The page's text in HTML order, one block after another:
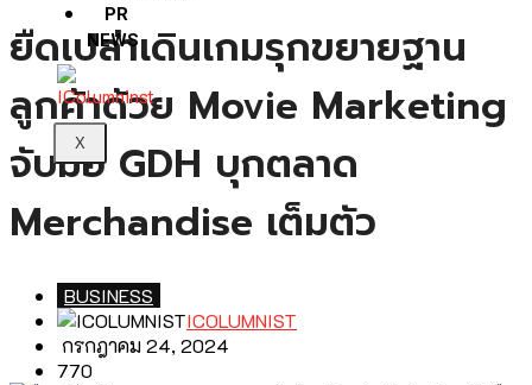
PR
NEWS
X
ยืดเปล่าเดินเกมรุกขยายฐาน
ลูกค้าด้วย Movie Marketing
จับมือ GDH บุกตลาด
Merchandise เต็มตัว
BUSINESS
ICOLUMNIST
กรกฎาคม 24, 2024
770